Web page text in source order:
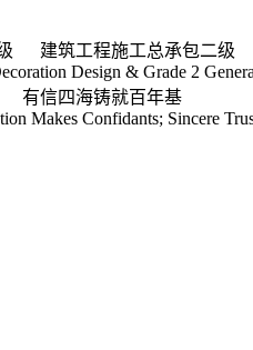
建筑工程施工总承包二级
Design & Grade 2
有信四海铸就百年基
Makes Confidants; Sincere